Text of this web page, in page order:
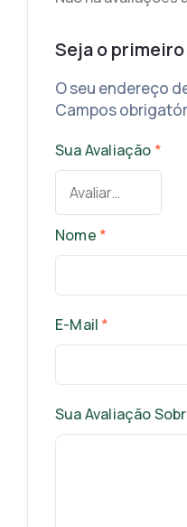
Seja o primeiro
O seu endereço
Campos
Sua Avaliação *
Sua Avaliação
Nome *
E-Mail *